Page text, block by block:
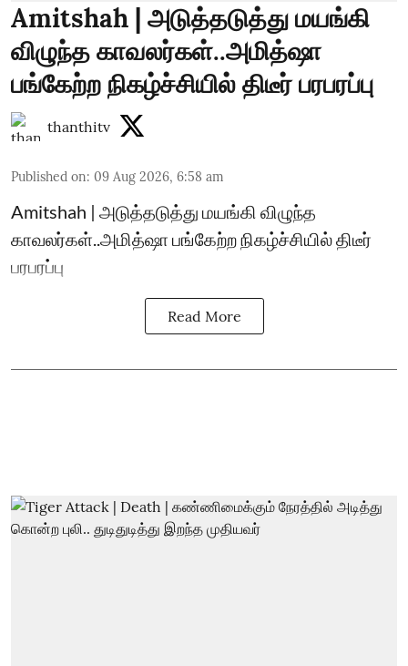
Amitshah | அடுத்தடுத்து மயங்கி
விழுந்த காவலர்கள்..அமித்ஷா
பங்கேற்ற நிகழ்ச்சியில் திடீர் பரபரப்பு
thanthitv
Published on: 09 Aug 2026, 6:58 am
Amitshah | அடுத்தடுத்து மயங்கி விழுந்த
காவலர்கள்..அமித்ஷா பங்கேற்ற நிகழ்ச்சியில் திடீர்
பரபரப்பு
Read More